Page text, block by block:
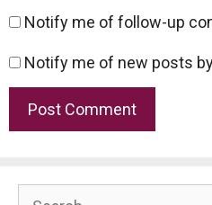
Notify me of follow-up
Notify me of new posts
Search